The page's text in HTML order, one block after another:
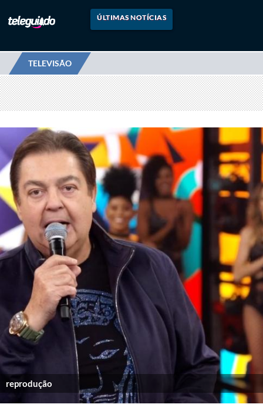
ÚLTIMAS NOTÍCIAS
TELEVISÃO
reprodução